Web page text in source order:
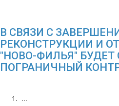
В СВЯЗИ С
РЕКОНСТРУКЦИИ И
"НОВО-ФИЛЬЯ"
ПОГРАНИЧНЫЙ
...